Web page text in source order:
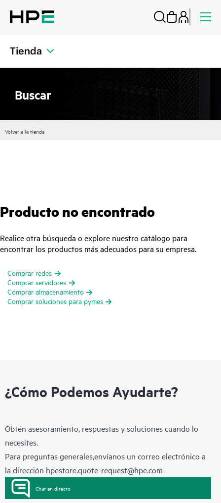
Tienda
Buscar
Volver a la tienda
Producto no encontrado
Realice otra búsqueda o explore nuestro catálogo para
encontrar los productos más adecuados para su empresa.
Comprar redes
Comprar servidores
Comprar almacenamiento
Comprar soluciones para pymes
¿Cómo Podemos Ayudarte?
Obtén asesoramiento, respuestas y soluciones cuando lo
necesites.
Para preguntas generales,envíanos un correo electrónico a
la dirección hpestore.quote-request@hpe.com
Chat en directo